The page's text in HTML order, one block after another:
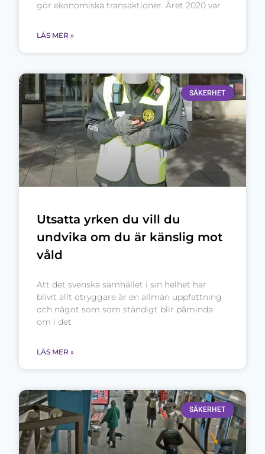
gör ekonomiska transaktioner. Året 2020 var
LÄS MER »
SÄKERHET
Utsatta yrken du vill du
undvika om du är känslig mot
våld
Att det svenska samhället i sin helhet har
blivit allt otryggare är en allmän uppfattning
och något som som ständigt blir påminda
om i det
LÄS MER »
SÄKERHET